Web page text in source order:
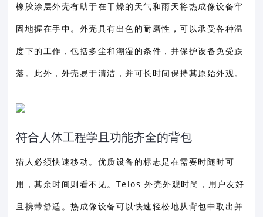
橡胶涂层外壳有助于在干燥的天气和雨天将热成像设备牢
固地握在手中。外壳具有出色的耐磨性，可以承受各种温
度下的工作，包括多尘和潮湿的条件，并保护设备免受跌
落。此外，外壳易于清洁，并可长时间保持其原始外观。
符合人体工程学且功能齐全的背包
猎人必须快速移动。优质设备的标志是在需要时随时可
用，其余时间则看不见。Telos 外壳外观时尚，用户友好
且携带舒适。热成像设备可以快速轻松地从背包中取出并